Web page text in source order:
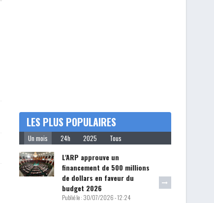
LES PLUS POPULAIRES
Un mois 24h 2025 Tous
L'ARP approuve un
financement de 500 millions
de dollars en faveur du
budget 2026
Publié le : 30/07/2026 - 12:24